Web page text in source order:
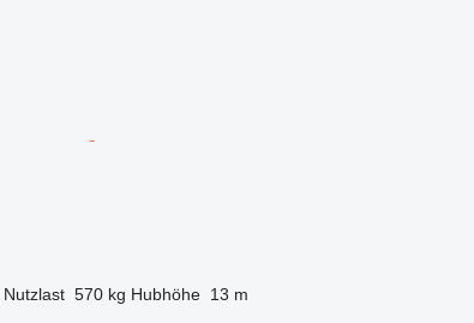
Nutzlast 570 kg Hubhöhe 13 m